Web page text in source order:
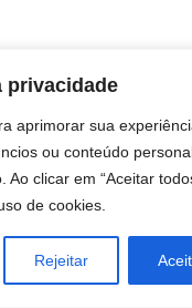
privacidade
aprimorar sua
ou conteúdo
Ao clicar em “Aceitar
de cookies.
Rejeitar
e trabalhos espirituais
Catarina - São